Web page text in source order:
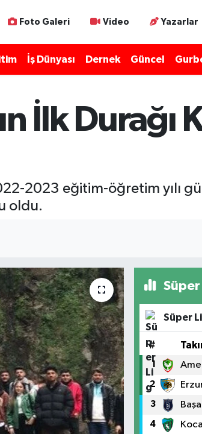
Foto Galeri Video Yazarlar
İş Dünyası Dernek Güncel
İlk Durağı
2023 eğitim-öğretim yılı
oldu.
Süper
Süper
#
1
2
3
4